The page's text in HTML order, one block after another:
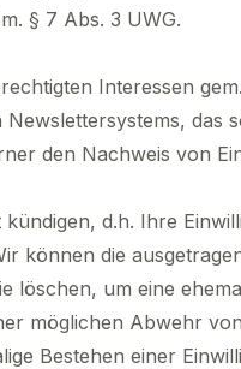
§ 7 Abs. 3 UWG.
Interessen
das
den Nachweis von
d.h. Ihre
können die
um eine
möglichen Abwehr
Bestehen einer